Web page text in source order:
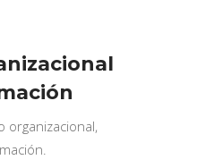
organizacional,